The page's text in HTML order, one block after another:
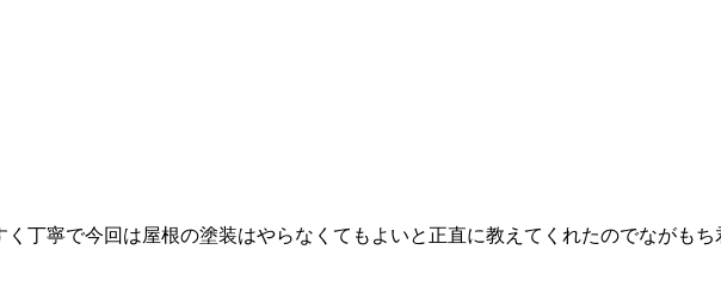
丁寧で今回は屋根の塗装はやらなくてもよいと正直に教えてくれたのでながもち